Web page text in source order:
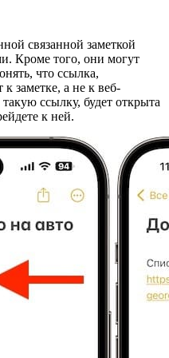
связанной заметкой
Кроме того, они могут
что ссылка,
к заметке, а не к веб-
​​ссылку, будет открыта
к ней.